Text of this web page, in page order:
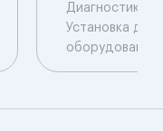
Диагностика.
Установка доп
оборудования.